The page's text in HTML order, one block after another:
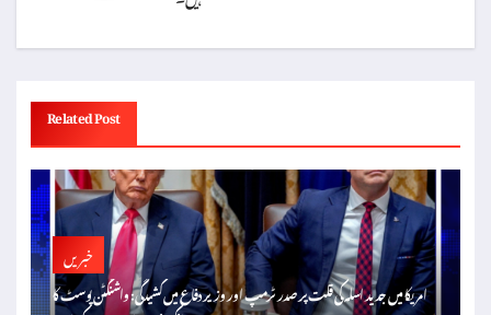
Related Post
خبریں
امریکا میں جدید اسلہ کی قلت پر صدر ٹرمپ اور وزیر دفاع میں کشیدگی: واشنگٹن پوسٹ کا